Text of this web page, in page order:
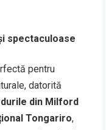
spectaculoase
pentru
datorită
din Milford
Tongariro,